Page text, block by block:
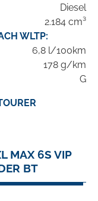
Diesel
2.184 cm³
WLTP:
6,8 l/100km
178 g/km
G
MAX 6S VIP
BT